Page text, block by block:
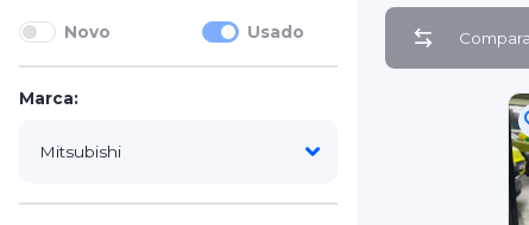
Novo Usado
Marca: